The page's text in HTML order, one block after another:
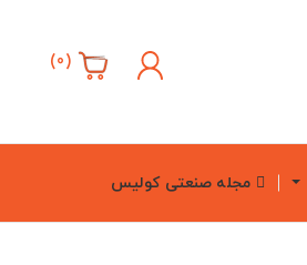
(
0
)
مجله صنعتی کولیس